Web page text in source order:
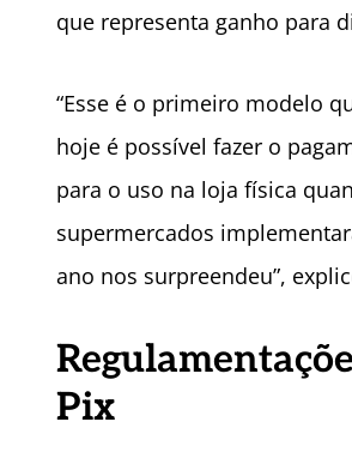
que representa ganho para
“Esse é o primeiro modelo
hoje é possível fazer o
para o uso na loja física
supermercados
ano nos surpreendeu”,
R
Pix